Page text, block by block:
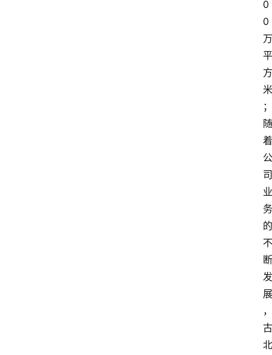
0
0
万
平
方
米
；
随
着
公
司
业
务
的
不
断
发
展
，
古
北